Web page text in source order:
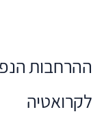
ההרחבות
לקרואטיה